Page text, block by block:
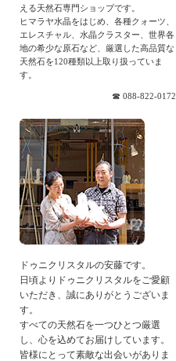
える天然石専門ショップです。
ヒマラヤ水晶をはじめ、各種クォーツ、
エレスチャル、水晶クラスター、世界各
地の希少な原石など、厳選した高品質な
天然石を120種類以上取り扱っていま
す。
☎ 088-822-0172
ドゥニクリスタルの安藤です。
日頃よりドゥニクリスタルをご愛顧
いただき、誠にありがとうございま
す。
すべての天然石を一つひとつ厳選
し、心を込めてお届けしています。
皆様にとって素敵な出会いがありま